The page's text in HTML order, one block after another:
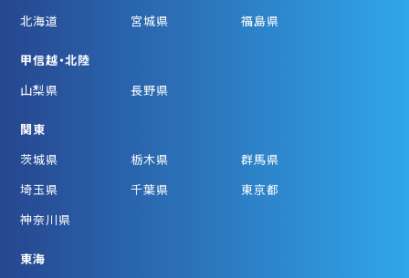
北海道
宮城県 福島県
甲信越・北陸
山梨県
長野県
関東
茨城県
栃木県
群馬県
埼玉県
千葉県
東京都
神奈川県
東海